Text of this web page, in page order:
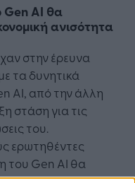
Gen AI θα
ανισότητα
στην έρευνα
τα δυνητικά
AI, από την άλλη
στάση για τις
του.
ερωτηθέντες
του Gen AI θα